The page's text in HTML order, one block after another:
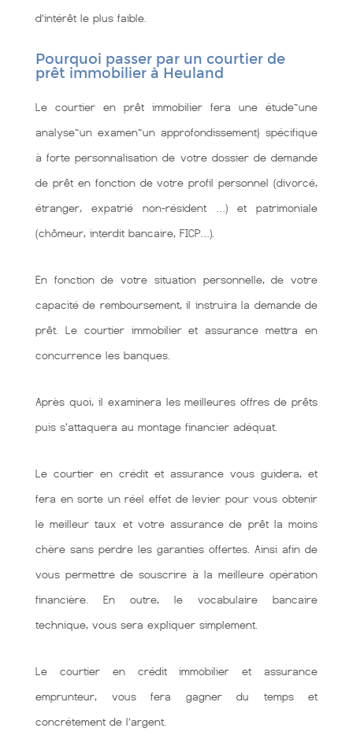
d’intérêt le plus faible.
Pourquoi passer par un courtier de
prêt immobilier à Heuland
Le courtier en prêt immobilier fera une étude~une
analyse~un examen~un approfondissement} spécifique
à forte personnalisation de votre dossier de demande
de prêt en fonction de votre profil personnel (divorcé,
étranger, expatrié non-résident …) et patrimoniale
(chômeur, interdit bancaire, FICP…).
En fonction de votre situation personnelle, de votre
capacité de remboursement, il instruira la demande de
prêt. Le courtier immobilier et assurance mettra en
concurrence les banques.
Après quoi, il examinera les meilleures offres de prêts
puis s'attaquera au montage financier adéquat.
Le courtier en crédit et assurance vous guidera, et
fera en sorte un réel effet de levier pour vous obtenir
le meilleur taux et votre assurance de prêt la moins
chère sans perdre les garanties offertes. Ainsi afin de
vous permettre de souscrire à la meilleure opération
financière. En outre, le vocabulaire bancaire
technique, vous sera expliquer simplement.
Le courtier en crédit immobilier et assurance
emprunteur, vous fera gagner du temps et
concrétement de l’argent.